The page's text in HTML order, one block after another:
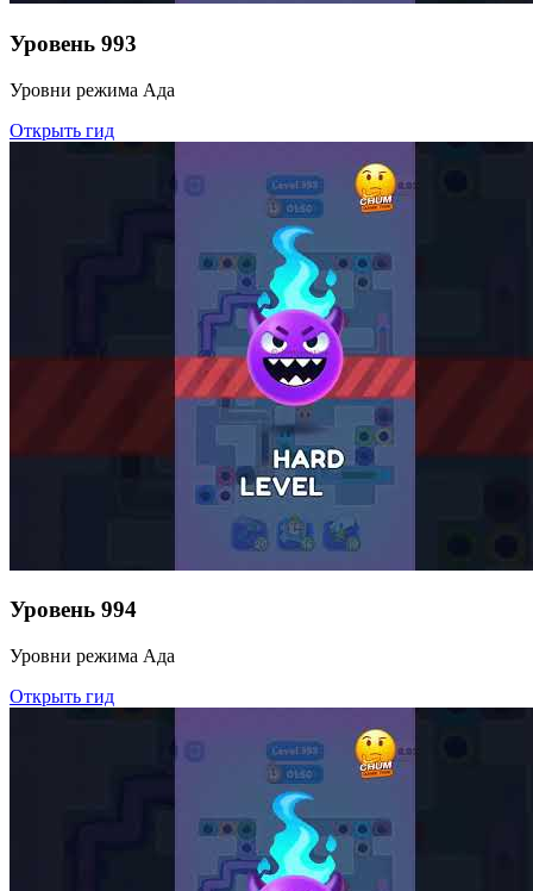
Уровень 993
Уровни режима Ада
Открыть гид
Уровень 994
Уровни режима Ада
Открыть гид